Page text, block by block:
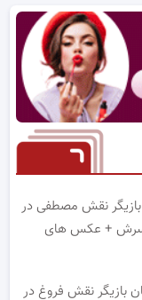
بازیگر نقش مصطفی در
+ عکس های
بازیگر نقش فروغ در